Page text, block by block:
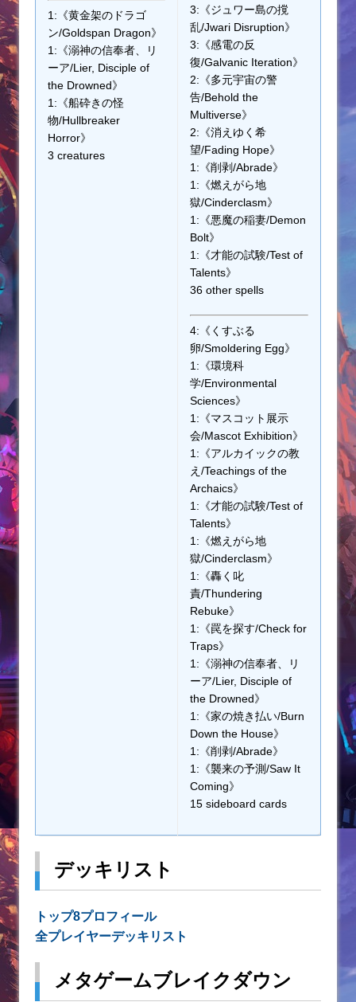
1:《黄金架のドラゴ
ン/Goldspan Dragon》
1:《溺神の信奉者、リ
ーア/Lier, Disciple of
the Drowned》
1:《船砕きの怪
物/Hullbreaker
Horror》
3 creatures
3:《ジュワー島の撹
乱/Jwari Disruption》
3:《感電の反
復/Galvanic Iteration》
2:《多元宇宙の警
告/Behold the
Multiverse》
2:《消えゆく希
望/Fading Hope》
1:《削剥/Abrade》
1:《燃えがら地
獄/Cinderclasm》
1:《悪魔の稲妻/Demon
Bolt》
1:《才能の試験/Test of
Talents》
36 other spells
4:《くすぶる
卵/Smoldering Egg》
1:《環境科
学/Environmental
Sciences》
1:《マスコット展示
会/Mascot Exhibition》
1:《アルカイックの教
え/Teachings of the
Archaics》
1:《才能の試験/Test of
Talents》
1:《燃えがら地
獄/Cinderclasm》
1:《轟く叱
責/Thundering
Rebuke》
1:《罠を探す/Check for
Traps》
1:《溺神の信奉者、リ
ーア/Lier, Disciple of
the Drowned》
1:《家の焼き払い/Burn
Down the House》
1:《削剥/Abrade》
1:《襲来の予測/Saw It
Coming》
15 sideboard cards
デッキリスト
トップ8プロフィール
全プレイヤーデッキリスト
メタゲームブレイクダウン